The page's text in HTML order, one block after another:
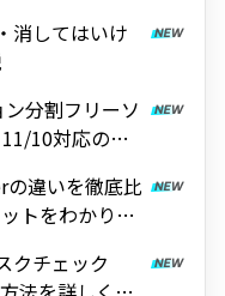
消してはいけ
ン分割フリーソ
10対応の無
違いを徹底比
トをわかりや
クチェック